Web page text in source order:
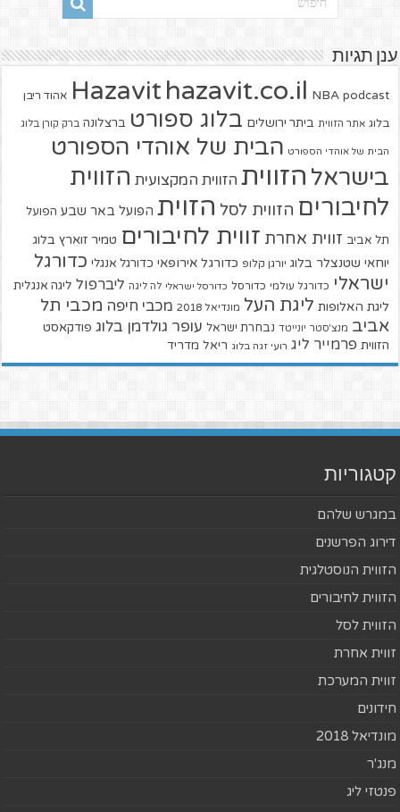
ענן תגיות
Hazavit hazavit.co.il NBA podcast אהוד ריבן
בלוג אתר הזווית ביתר ירושלים בלוג ספורט ברצלונה ברק קורן בלוג
הבית של אוהדי הספורט הבית של אוהדי הספורט
בישראל הזווית הזווית המקצועית הזווית
לחיבורים הזווית לסל הזוית הפועל באר שבע הפועל
תל אביב זווית אחרת זווית לחיבורים טמיר זוארץ בלוג
יוחאי שטנצלר בלוג יורגן קלופ כדורגל אירופאי כדורגל אנגלי כדורגל
ישראלי כדורגל עולמי כדורסל כדורסל ישראלי לה ליגה ליברפול ליגה אנגלית
ליגת האלופות ליגת העל מונדיאל 2018 מכבי חיפה מכבי תל
אביב מנצ'סטר יונייטד נבחרת ישראל עופר גולדמן בלוג פודקאסט
הזווית פרמייר ליג רועי זגה בלוג ריאל מדריד
קטגוריות
במגרש שלהם
דירוג הפרשנים
הזווית הנוסטלגית
הזווית לחיבורים
הזווית לסל
זווית אחרת
זווית המערכת
חידונים
מונדיאל 2018
מנג'ר
פנטזי ליג